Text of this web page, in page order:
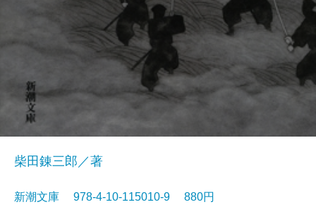
柴田錬三郎／著
新潮文庫 978-4-10-115010-9 880円